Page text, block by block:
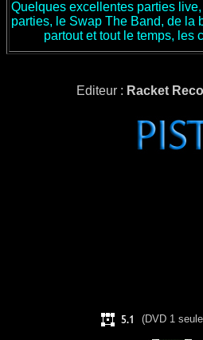
Quelques excellentes parties
parties, le Swap The Band, de la
partout et tout le temps, les
Editeur : Racket
(DVD 1